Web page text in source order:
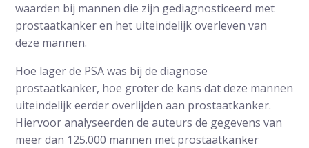
waarden bij mannen die zijn gediagnosticeerd met
prostaatkanker en het uiteindelijk overleven van
deze mannen.
Hoe lager de PSA was bij de diagnose
prostaatkanker, hoe groter de kans dat deze mannen
uiteindelijk eerder overlijden aan prostaatkanker.
Hiervoor analyseerden de auteurs de gegevens van
meer dan 125.000 mannen met prostaatkanker